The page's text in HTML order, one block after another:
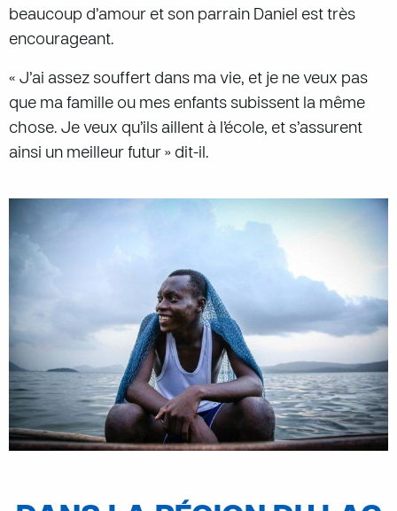
beaucoup d’amour et son parrain Daniel est très
encourageant.
« J’ai assez souffert dans ma vie, et je ne veux pas
que ma famille ou mes enfants subissent la même
chose. Je veux qu’ils aillent à l’école, et s’assurent
ainsi un meilleur futur » dit-il.